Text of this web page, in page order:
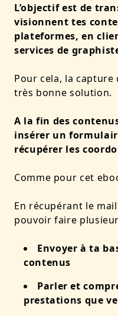
L’objectif est de
visionnent tes
plateformes, en
services de
Pour cela, la capture
très bonne solution.
A la fin des
insérer un
récupérer les
Comme pour cet
En récupérant le
pouvoir faire
Envoyer à ta
contenus
Parler et
prestations que